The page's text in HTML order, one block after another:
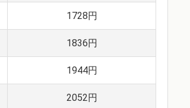
1728円
1836円
1944円
2052円